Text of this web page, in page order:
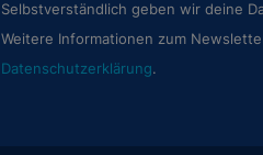
Selbstverständlich geben wir deine
Weitere Informationen zum
Datenschutzerklärung.